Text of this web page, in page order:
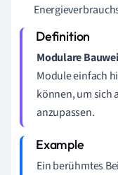
Modulare
Module einfach
können, um sich
anzupassen.
Ein berühmtes